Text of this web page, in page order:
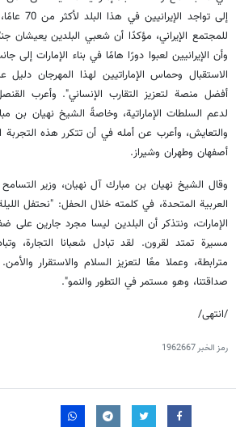
إلى
للمجتمع الإيراني، مؤكدًا أن شعبي البلدين يعيشان
وأن الإيرانيين لعبوا دورًا هامًا في بناء الإمارات
الاستقبال وحماس الإماراتيين لهذا المهرجان دليل
أفضل منصة لتعزيز التقارب الإنساني". وأعرب
لدعم السلطات الإماراتية، وخاصةً الشيخ نهيان بن
والتعايش، وأعرب عن أمله في أن تتكرر هذه التجربة
أصفهان وطهران وشيراز.
وقال الشيخ نهيان بن مبارك آل نهيان، وزير
العربية المتحدة، في كلمته خلال الحفل: "نحتفل
الإمارات، ونتذكر أن البلدين ليسا مجرد جارين
مسيرة تمتد لقرون. لقد تبادل شعبانا التجارة،
مترابطة، وعملا معًا لتعزيز السلام والاستقرار
صداقتنا، وهو مستمر في التطور والنمو".
/انتهى/
رمز الخبر1962667